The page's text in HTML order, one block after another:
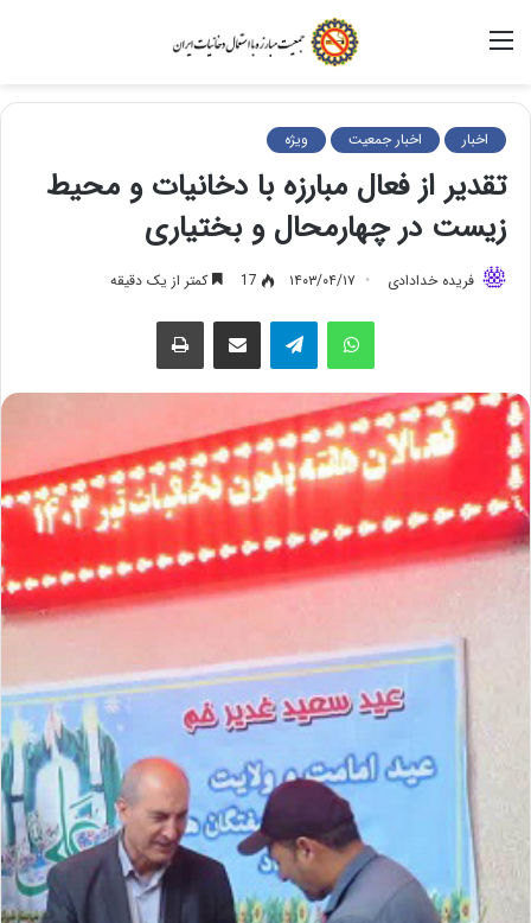
اخبار اخبار جمعیت ویژه
تقدیر از فعال مبارزه با دخانیات و محیط
زیست در چهارمحال و بختیاری
فریده خدادادی ۱۴۰۳/۰۴/۱۷ 17 کمتر از یک دقیقه
واتس آپ اشتراک گذاری از طریق ایمیل